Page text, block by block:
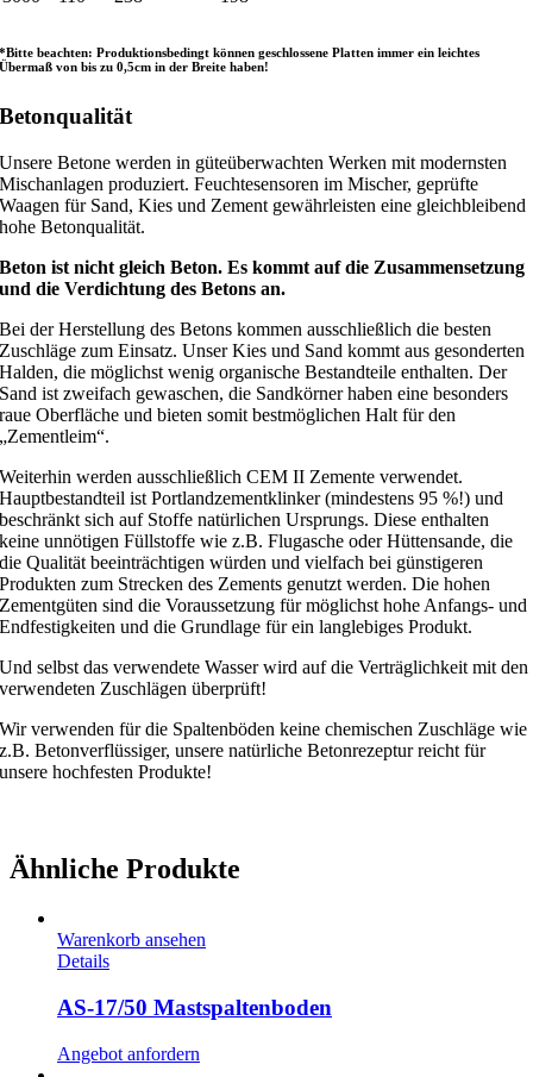
*Bitte beachten: Produktionsbedingt können geschlossene Platten immer ein leichtes
Übermaß von bis zu 0,5cm in der Breite haben!
Betonqualität
Unsere Betone werden in güteüberwachten Werken mit modernsten
Mischanlagen produziert. Feuchtesensoren im Mischer, geprüfte
Waagen für Sand, Kies und Zement gewährleisten eine gleichbleibend
hohe Betonqualität.
Beton ist nicht gleich Beton. Es kommt auf die Zusammensetzung
und die Verdichtung des Betons an.
Bei der Herstellung des Betons kommen ausschließlich die besten
Zuschläge zum Einsatz. Unser Kies und Sand kommt aus gesonderten
Halden, die möglichst wenig organische Bestandteile enthalten. Der
Sand ist zweifach gewaschen, die Sandkörner haben eine besonders
raue Oberfläche und bieten somit bestmöglichen Halt für den
„Zementleim“.
Weiterhin werden ausschließlich CEM II Zemente verwendet.
Hauptbestandteil ist Portlandzementklinker (mindestens 95 %!) und
beschränkt sich auf Stoffe natürlichen Ursprungs. Diese enthalten
keine unnötigen Füllstoffe wie z.B. Flugasche oder Hüttensande, die
die Qualität beeinträchtigen würden und vielfach bei günstigeren
Produkten zum Strecken des Zements genutzt werden. Die hohen
Zementgüten sind die Voraussetzung für möglichst hohe Anfangs- und
Endfestigkeiten und die Grundlage für ein langlebiges Produkt.
Und selbst das verwendete Wasser wird auf die Verträglichkeit mit den
verwendeten Zuschlägen überprüft!
Wir verwenden für die Spaltenböden keine chemischen Zuschläge wie
z.B. Betonverflüssiger, unsere natürliche Betonrezeptur reicht für
unsere hochfesten Produkte!
Ähnliche Produkte
Warenkorb ansehen
Details
AS-17/50 Mastspaltenboden
Angebot anfordern